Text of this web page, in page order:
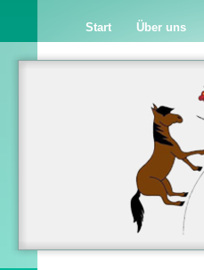
Start Über uns